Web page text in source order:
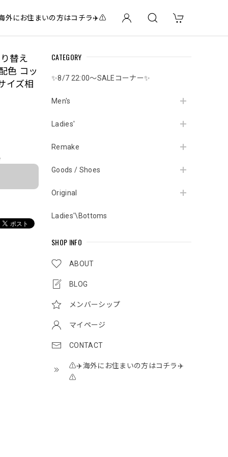
にお住まいの方はコチラ✈️⚠️
CATEGORY
✨8/7 22:00～SALEコーナー✨
Men's
Ladies'
Remake
Goods / Shoes
Original
Ladies'\Bottoms
SHOP INFO
ABOUT
BLOG
メンバーシップ
マイページ
CONTACT
⚠️✈️海外にお住まいの方はコチラ✈️
⚠️
替え
色 コッ
イズ相